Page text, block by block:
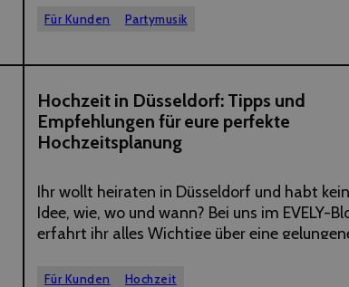
Music aus den 90ern bis zu Rap-Reggae-
Für Kunden Partymusik
28
MAI
2019
Hochzeit in Düsseldorf: Tipps und
Empfehlungen für eure perfekte
Hochzeitsplanung
Ihr wollt heiraten in Düsseldorf und habt
Idee, wie, wo und wann? Bei uns im EVELY-
erfahrt ihr alles Wichtige über eine
Locations, Fotografen und was man sonst
Für Kunden Hochzeit